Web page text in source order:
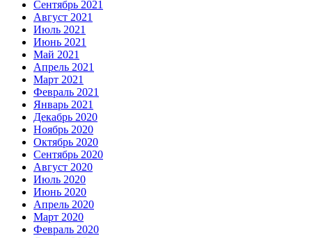
Сентябрь 2021
Август 2021
Июль 2021
Июнь 2021
Май 2021
Апрель 2021
Март 2021
Февраль 2021
Январь 2021
Декабрь 2020
Ноябрь 2020
Октябрь 2020
Сентябрь 2020
Август 2020
Июль 2020
Июнь 2020
Апрель 2020
Март 2020
Февраль 2020